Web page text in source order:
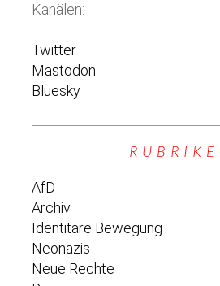
Kanälen:
Twitter
Mastodon
Bluesky
AfD
Archiv
Identitäre Bewegung
Neonazis
Neue Rechte